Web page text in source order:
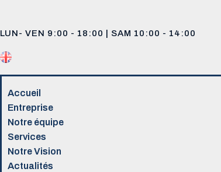
LUN- VEN 9:00 - 18:00 | SAM 10:00 - 14:00
Accueil
Entreprise
Notre équipe
Services
Notre Vision
Actualités